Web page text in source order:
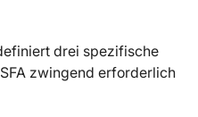
drei spezifische
zwingend erforderlich